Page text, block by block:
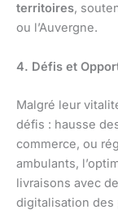
territoires,
ou l’Auvergne.
4. Défis et
Malgré leur
défis : hausse
commerce, ou
ambulants,
livraisons avec
digitalisation des